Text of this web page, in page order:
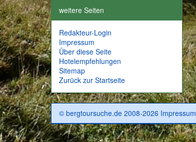
weitere Seiten
Redakteur-Login
Impressum
Über diese Seite
Hotelempfehlungen
Sitemap
Zurück zur Startseite
© bergtoursuche.de 2008-2026 Impressum